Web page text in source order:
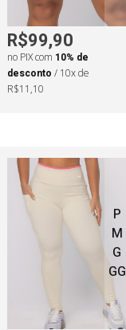
R$99,90
no PIX com 10% de
desconto / 10x de
R$11,10
P
M
G
GG